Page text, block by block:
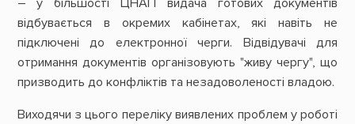
– у більшості ЦНАП видача готових документів
відбувається в окремих кабінетах, які навіть не
підключені до електронної черги. Відвідувачі для
отримання документів організовують "живу чергу", що
призводить до конфліктів та незадоволеності владою.
Виходячи з цього переліку виявлених проблем у роботі